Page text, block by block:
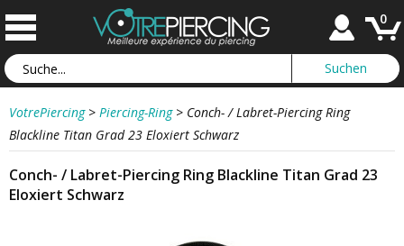
0
VotrePiercing > Piercing-Ring > Conch- / Labret-Piercing Ring
Blackline Titan Grad 23 Eloxiert Schwarz
Conch- / Labret-Piercing Ring Blackline Titan Grad 23
Eloxiert Schwarz